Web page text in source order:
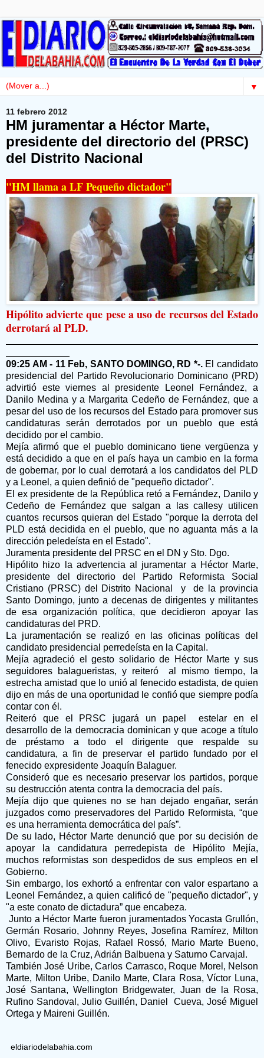
▼
11 febrero 2012
HM juramentar a Héctor Marte,
presidente del directorio del (PRSC)
del Distrito Nacional
"HM llama a LF Pequeño dictador"
Hipólito advierte que pese a uso de recursos del Estado
derrotará al PLD.
09:25 AM - 11 Feb, SANTO DOMINGO, RD *-.El candidato
presidencial del Partido Revolucionario Dominicano (PRD)
advirtió este viernes al presidente Leonel Fernández, a
Danilo Medina y a Margarita Cedeño de Fernández, que a
pesar del uso de los recursos del Estado para promover sus
candidaturas serán derrotados por un pueblo que está
decidido por el cambio.
Mejía afirmó que el pueblo dominicano tiene vergüenza y
está decidido a que en el país haya un cambio en la forma
de gobernar, por lo cual derrotará a los candidatos del PLD
y a Leonel, a quien definió de "pequeño dictador".
El ex presidente de la República retó a Fernández, Danilo y
Cedeño de Fernández que salgan a las callesy utilicen
cuantos recursos quieran del Estado "porque la derrota del
PLD está decidida en el pueblo, que no aguanta más a la
dirección peledeísta en el Estado".
Juramenta presidente del PRSC en el DN y Sto. Dgo.
Hipólito hizo la advertencia al juramentar a Héctor Marte,
presidente del directorio del Partido Reformista Social
Cristiano (PRSC) del Distrito Nacional y de la provincia
Santo Domingo, junto a decenas de dirigentes y militantes
de esa organización política, que decidieron apoyar las
candidaturas del PRD.
La juramentación se realizó en las oficinas políticas del
candidato presidencial perredeísta en la Capital.
Mejía agradeció el gesto solidario de Héctor Marte y sus
seguidores balagueristas, y reiteró al mismo tiempo, la
estrecha amistad que lo unió al fenecido estadista, de quien
dijo en más de una oportunidad le confió que siempre podía
contar con él.
Reiteró que el PRSC jugará un papel estelar en el
desarrollo de la democracia dominican y que acoge a título
de préstamo a todo el dirigente que respalde su
candidatura, a fin de preservar el partido fundado por el
fenecido expresidente Joaquín Balaguer.
Consideró que es necesario preservar los partidos, porque
su destrucción atenta contra la democracia del país.
Mejía dijo que quienes no se han dejado engañar, serán
juzgados como preservadores del Partido Reformista, “que
es una herramienta democrática del país”.
De su lado, Héctor Marte denunció que por su decisión de
apoyar la candidatura perredepista de Hipólito Mejía,
muchos reformistas son despedidos de sus empleos en el
Gobierno.
Sin embargo, los exhortó a enfrentar con valor espartano a
Leonel Fernández, a quien calificó de "pequeño dictador", y
"a este conato de dictadura” que encabeza.
Junto a Héctor Marte fueron juramentados Yocasta Grullón,
Germán Rosario, Johnny Reyes, Josefina Ramírez, Milton
Olivo, Evaristo Rojas, Rafael Rossó, Mario Marte Bueno,
Bernardo de la Cruz, Adrián Balbuena y Saturno Carvajal.
También José Uribe, Carlos Carrasco, Roque Morel, Nelson
Marte, Milton Uribe, Danilo Marte, Clara Rosa, Víctor Luna,
José Santana, Wellington Bridgewater, Juan de la Rosa,
Rufino Sandoval, Julio Guillén, Daniel Cueva, José Miguel
Ortega y Maireni Guillén.
eldiariodelabahia.com